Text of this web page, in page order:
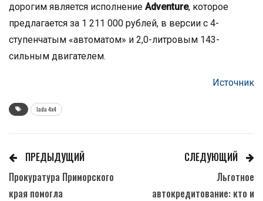
дорогим является исполнение Adventure, которое
предлагается за 1 211 000 рублей, в версии с 4-
ступенчатым «автоматом» и 2,0-литровым 143-
сильным двигателем.
Источник
lada 4x4
ПРЕДЫДУЩИЙ
Прокуратура Приморского
края помогла
СЛЕДУЮЩИЙ
Льготное
автокредитование: кто и